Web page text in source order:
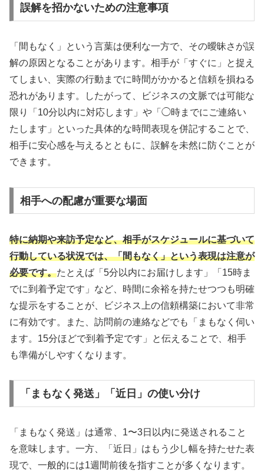
誤解を招かないための注意事項
「間もなく」という言葉は便利な一方で、その曖昧さが誤
解の原因となることがあります。相手が「すぐに」と捉え
てしまい、実際の行動までに時間がかかると信頼を損ねる
恐れがあります。したがって、ビジネスの文脈では可能な
限り「10分以内に対応します」や「◯時までにご連絡い
たします」といった具体的な時間表現を併記することで、
相手に安心感を与えるとともに、誤解を未然に防ぐことが
できます。
相手への配慮が重要な場面
特に納期や来訪予定など、相手がスケジュールに基づいて
行動している状況では、「間もなく」という表現は注意が
必要です。たとえば「5分以内にお届けします」「15時ま
でに到着予定です」など、時間に余裕を持たせつつも明確
な提示をすることが、ビジネス上の信頼構築において非常
に有効です。また、訪問前の連絡などでも「まもなく伺い
ます。15分ほどで到着予定です」と伝えることで、相手
も準備がしやすくなります。
「まもなく発送」「近日」の使い分け
「まもなく発送」は通常、1〜3日以内に発送されること
を意味します。一方、「近日」はもう少し幅を持たせた表
現で、一般的には1週間前後を指すことが多くなります。